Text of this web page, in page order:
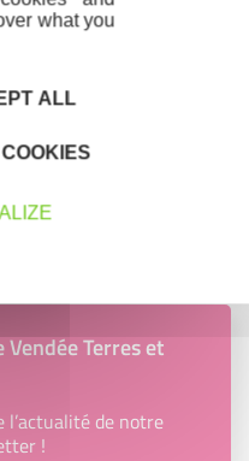
Terres et
l’actualité de notre
!
what you
ALL